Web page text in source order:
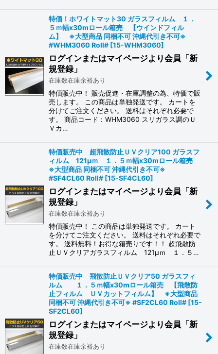
特価！ホワイトマット30 ガラスフィルム １．
５ｍ幅x30mロール箱売 【ウインドフィル
ム】 ※大型商品 同梱不可 沖縄代引き不可※
#WHM3060 Roll# [15-WHM3060]
ログインまたはマイページより会員「新
規登録」
在庫数在庫余裕あり
特価販売中！ 販売促進・在庫調整の為、特価で販
売します。 この商品は単独発送です。 カートを
分けてご注文ください。 送料はそれぞれ必要で
す。 商品コード：WHM3060 スリガラス調のＵ
Ｖカ…
特価販売中 超飛散防止ＵＶクリア100 ガラスフ
ィルム 121μｍ １．５ｍ幅x30mロール箱売
※大型商品 同梱不可 沖縄代引き不可※
#SF4CL60 Roll# [15-SF4CL60]
ログインまたはマイページより会員「新
規登録」
在庫数在庫余裕あり
特価販売中！ この商品は単独発送です。 カート
を分けてご注文ください。 送料はそれぞれ必要で
す。 送料無料！お得な箱売りです！！ 超飛散防
止ＵＶクリアガラスフィルム 121μｍ １．５…
特価販売中 飛散防止ＵＶクリア50 ガラスフィ
ルム １．５ｍ幅x30mロール箱売 【飛散防
止フィルム ＵＶカットフィルム】 ※大型商品
同梱不可 沖縄代引き不可※ #SF2CL60 Roll# [15-
SF2CL60]
ログインまたはマイページより会員「新
規登録」
在庫数在庫余裕あり